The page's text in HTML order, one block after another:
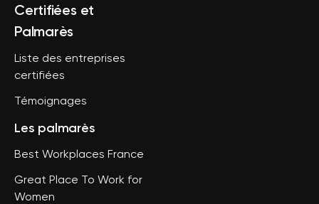
Certifiées et
Palmarès
Liste des entreprises
certifiées
Témoignages
Les palmarès
Best Workplaces France
Great Place To Work for
Women